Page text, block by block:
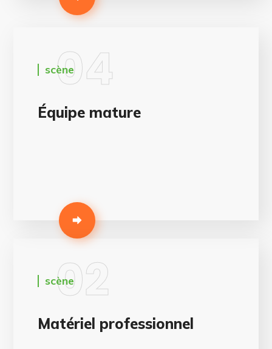
04
scène
Équipe mature
02
scène
Matériel professionnel